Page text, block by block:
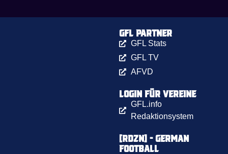
GFL Partner
GFL Stats
GFL TV
AFVD
Login für Vereine
GFL.info
Redaktionsystem
[RDZN] - German
Football